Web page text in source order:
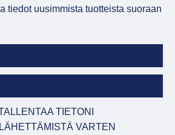
tiedot uusimmista tuotteista suoraan
TIETONI
VARTEN